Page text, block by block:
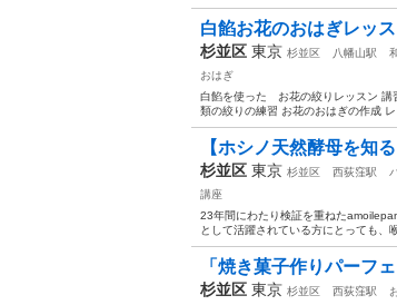
白餡お花のおはぎレッ
杉並区 東京 杉並区 八幡山駅
おはぎ
白餡を使った お花の絞りレッスン
類の絞りの練習 お花のおはぎの作成
【ホシノ天然酵母を知
杉並区 東京 杉並区 西荻窪駅
講座
23年間にわたり検証を重ねた
として活躍されている方にとっても、
「焼き菓子作りパー
杉並区 東京 杉並区 西荻窪駅